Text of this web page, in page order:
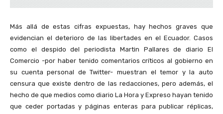
Más allá de estas cifras expuestas, hay hechos graves que
evidencian el deterioro de las libertades en el Ecuador. Casos
como el despido del periodista Martin Pallares de diario El
Comercio -por haber tenido comentarios críticos al gobierno en
su cuenta personal de Twitter- muestran el temor y la auto
censura que existe dentro de las redacciones, pero además, el
hecho de que medios como diario La Hora y Expreso hayan tenido
que ceder portadas y páginas enteras para publicar réplicas,